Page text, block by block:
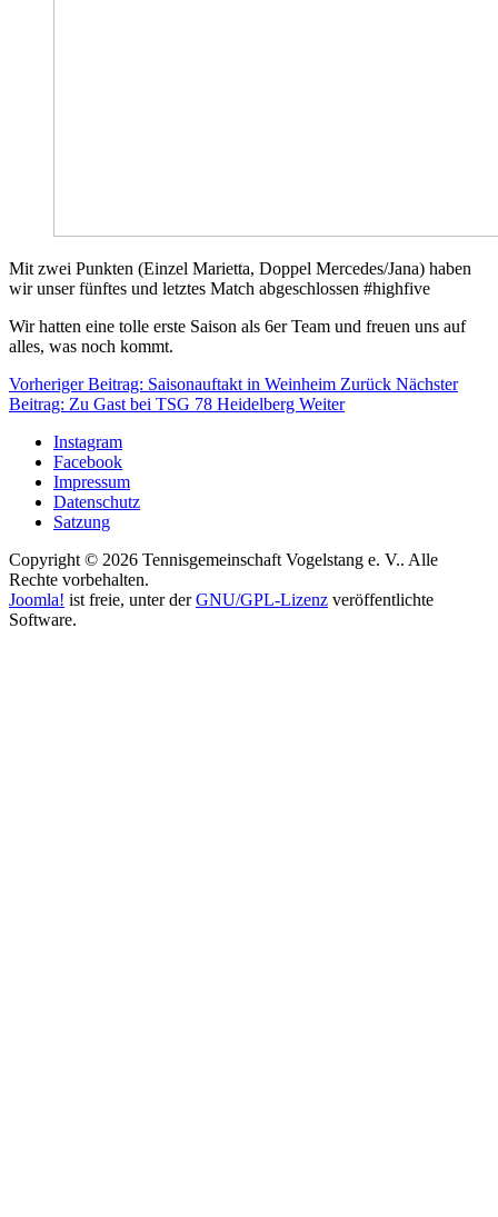
Mit zwei Punkten (Einzel Marietta, Doppel Mercedes/Jana) haben
wir unser fünftes und letztes Match abgeschlossen #highfive
Wir hatten eine tolle erste Saison als 6er Team und freuen uns auf
alles, was noch kommt.
Vorheriger Beitrag: Saisonauftakt in Weinheim Zurück Nächster
Beitrag: Zu Gast bei TSG 78 Heidelberg Weiter
Instagram
Facebook
Impressum
Datenschutz
Satzung
Copyright © 2026 Tennisgemeinschaft Vogelstang e. V.. Alle
Rechte vorbehalten.
Joomla! ist freie, unter derGNU/GPL-Lizenz veröffentlichte
Software.